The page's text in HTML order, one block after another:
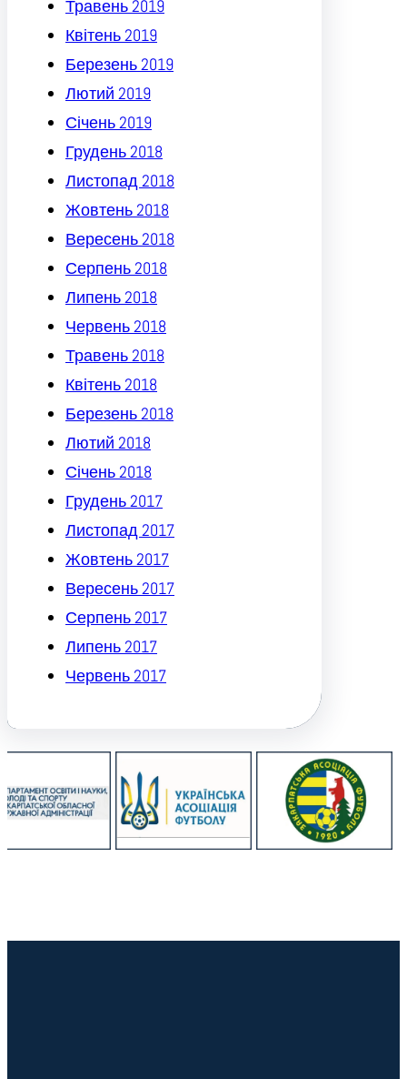
Травень 2019
Квітень 2019
Березень 2019
Лютий 2019
Січень 2019
Грудень 2018
Листопад 2018
Жовтень 2018
Вересень 2018
Серпень 2018
Липень 2018
Червень 2018
Травень 2018
Квітень 2018
Березень 2018
Лютий 2018
Січень 2018
Грудень 2017
Листопад 2017
Жовтень 2017
Вересень 2017
Серпень 2017
Липень 2017
Червень 2017